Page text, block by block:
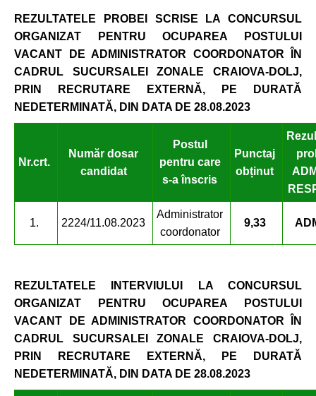
REZULTATELE PROBEI SCRISE
LA CONCURSUL
ORGANIZAT PENTRU OCUPAREA POSTULUI
VACANT DE ADMINISTRATOR COORDONATOR ÎN
CADRUL SUCURSALEI ZONALE CRAIOVA-DOLJ,
PRIN RECRUTARE EXTERNĂ, PE DURATĂ
NEDETERMINATĂ, DIN DATA DE 28.08.2023
Nr.crt.
Număr dosar
candidat
Postul
pentru care
s-a înscris
Punctaj
obținut
1. 2224/11.08.2023
Administrator
coordonator
9,33
REZULTATELE INTERVIULUI
LA CONCURSUL
ORGANIZAT PENTRU OCUPAREA POSTULUI
VACANT DE ADMINISTRATOR COORDONATOR ÎN
CADRUL SUCURSALEI ZONALE CRAIOVA-DOLJ,
PRIN RECRUTARE EXTERNĂ, PE DURATĂ
NEDETERMINATĂ, DIN DATA DE 28.08.2023